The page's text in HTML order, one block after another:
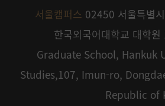
서울캠퍼스 02450 서울특별
한국외국어대학교 대학
Graduate School, Hankuk
Studies,107, Imun-ro,
Republic of